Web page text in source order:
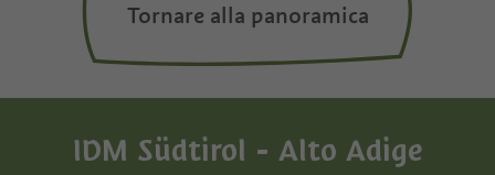
Tornare alla panoramica
IDM Südtirol - Alto Adige